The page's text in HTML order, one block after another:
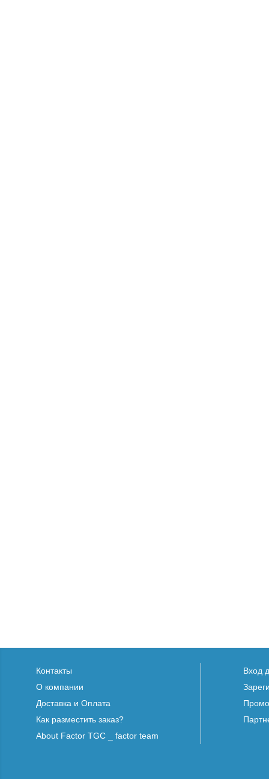
Контакты
О компании
Доставка и Оплата
Как разместить заказ?
About Factor TGC _ factor team
Вход